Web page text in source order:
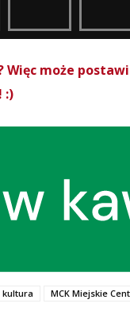
Więc może
:)
kultura
MCK Miejskie